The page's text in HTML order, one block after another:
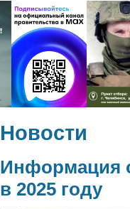
Новости
Информация
в 2025 году